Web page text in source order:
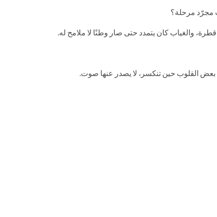
مجرّد مرحلة؟
والغياب كان يتمدد حتى صار وطنًا لا ملامح له.
القلوب حين تنكسر، لا يصدر عنها صوت.